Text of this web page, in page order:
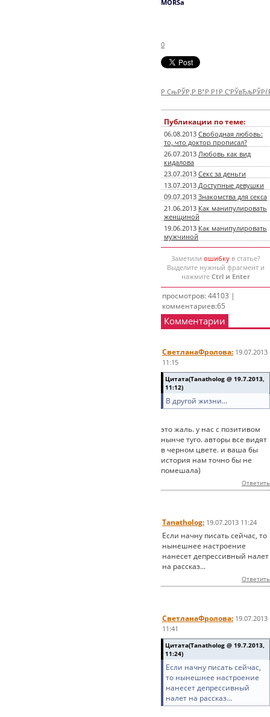
MORSa
0
Р СњРЎР‚Р В°Р Р†Р
Публикации по теме:
06.08.2013 Свободная любовь:
то, что доктор прописал?
26.07.2013 Любовь как вид
кидалова
23.07.2013 Секс за деньги
13.07.2013 Доступные девушки
09.07.2013 Знакомства для секса
21.06.2013 Как манипулировать
женщиной
19.06.2013 Как манипулировать
мужчиной
Заметили ошибкув статье?
Выделите нужный фрагмент и
нажмите Ctrl и Enter
просмотров: 44103 |
комментариев:65
Комментарии
СветланаФролова: 19.07.2013
11:15
Цитата(Tanatholog @ 19.7.2013,
11:12)
В другой жизни...
это жаль. у нас с позитивом
нынче туго. авторы все видят
в черном цвете. и ваша бы
история нам точно бы не
помешала)
Ответить
Tanatholog: 19.07.2013 11:24
Если начну писать сейчас, то
нынешнее настроение
нанесет депрессивный налет
на рассказ...
Ответить
СветланаФролова: 19.07.2013
11:41
Цитата(Tanatholog @ 19.7.2013,
11:24)
Если начну писать сейчас,
то нынешнее настроение
нанесет депрессивный
налет на рассказ...